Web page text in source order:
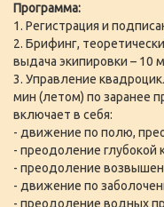
Программа:
1. Регистрация и
2. Брифинг,
выдача экипировки – 10
3. Управление
мин (летом) по заранее
включает в себя:
- движение по полю,
- преодоление глубокой
- преодоление
- движение по
- преодоление водных